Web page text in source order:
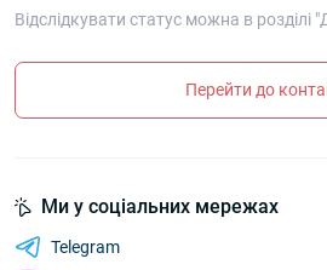
Відслідкувати статус можна в
Перейти до
Ми у соціальних мережах
Telegram